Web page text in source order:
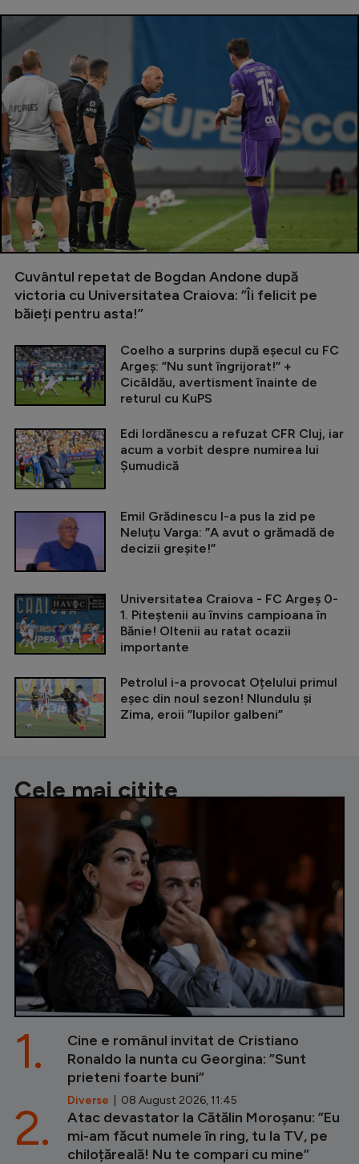
Cuvântul repetat de Bogdan Andone după
victoria cu Universitatea Craiova: ”Îi felicit pe
băieți pentru asta!”
Coelho a surprins după eșecul cu FC
Argeș: ”Nu sunt îngrijorat!” +
Cicâldău, avertisment înainte de
returul cu KuPS
Edi Iordănescu a refuzat CFR Cluj, iar
acum a vorbit despre numirea lui
Șumudică
Emil Grădinescu l-a pus la zid pe
Neluțu Varga: ”A avut o grămadă de
decizii greșite!”
Universitatea Craiova - FC Argeș 0-
1. Piteștenii au învins campioana în
Bănie! Oltenii au ratat ocazii
importante
Petrolul i-a provocat Oțelului primul
eșec din noul sezon! Nlundulu și
Zima, eroii ”lupilor galbeni”
Cele mai citite
Cine e românul invitat de Cristiano
Ronaldo la nunta cu Georgina: ”Sunt
prieteni foarte buni”
Diverse | 08 August 2026, 11:45
1.
Atac devastator la Cătălin Moroșanu: ”Eu
mi-am făcut numele în ring, tu la TV, pe
chiloțăreală! Nu te compari cu mine”
2.